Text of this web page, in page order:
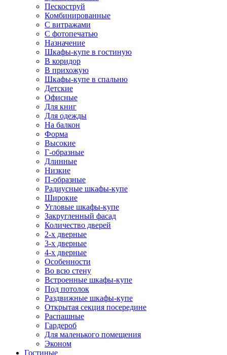
Пескоструй
Комбинированные
С витражами
С фотопечатью
Назначение
Шкафы-купе в гостиную
В коридор
В прихожую
Шкафы-купе в спальню
Детские
Офисные
Для книг
Для одежды
На балкон
Форма
Высокие
Г-образные
Длинные
Низкие
П-образные
Радиусные шкафы-купе
Широкие
Угловые шкафы-купе
Закругленный фасад
Количество дверей
2-х дверные
3-х дверные
4-х дверные
Особенности
Во всю стену
Встроенные шкафы-купе
Под потолок
Раздвижные шкафы-купе
Открытая секция посередине
Распашные
Гардероб
Для маленького помещения
Эконом
Гостиные